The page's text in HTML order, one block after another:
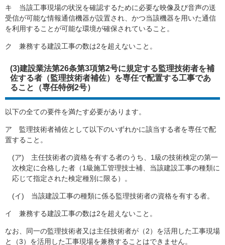
キ 当該工事現場の状況を確認するために必要な映像及び音声の送
受信が可能な情報通信機器が設置され、かつ当該機器を用いた通信
を利用することが可能な環境が確保されていること。
ク 兼務する建設工事の数は2を超えないこと。
(3)建設業法第26条第3項第2号に規定する監理技術者を補
佐する者（監理技術者補佐）を専任で配置する工事であ
ること（専任特例2号）
以下の全ての要件を満たす必要があります。
ア 監理技術者補佐として以下のいずれかに該当する者を専任で配
置すること。
(ア) 主任技術者の資格を有する者のうち、1級の技術検定の第一
次検定に合格した者（1級施工管理技士補、当該建設工事の種類に
応じて指定された検定種別に限る）。
(イ) 当該建設工事の種類に係る監理技術者の資格を有する者。
イ 兼務する建設工事の数は2を超えないこと。
なお、同一の監理技術者又は主任技術者が（2）を活用した工事現場
と（3）を活用した工事現場を兼務することはできません。